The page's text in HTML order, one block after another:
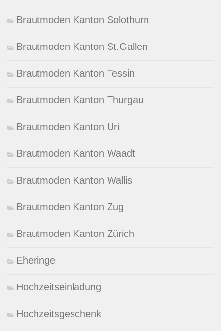
Brautmoden Kanton Solothurn
Brautmoden Kanton St.Gallen
Brautmoden Kanton Tessin
Brautmoden Kanton Thurgau
Brautmoden Kanton Uri
Brautmoden Kanton Waadt
Brautmoden Kanton Wallis
Brautmoden Kanton Zug
Brautmoden Kanton Zürich
Eheringe
Hochzeitseinladung
Hochzeitsgeschenk